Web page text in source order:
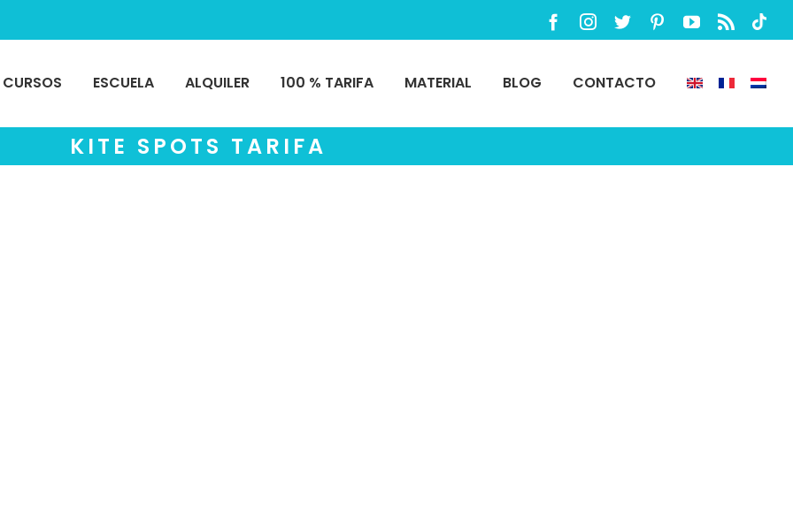
Facebook
Instagram
Twitter PinterestYouTube
Rss
CURSOS ESCUELA ALQUILER 100 % TARIFA MATERIAL BLOG CONTACTO
KITE SPOTS TARIFA